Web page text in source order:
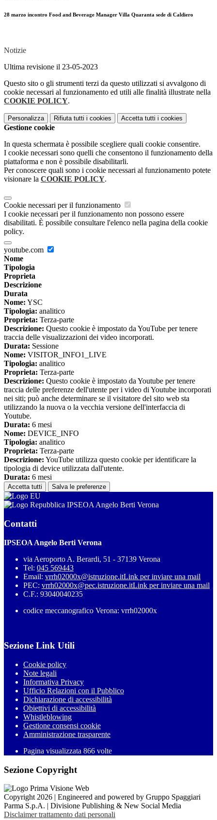
28 marzo incontro Food and Beverage Manager Villa Quaranta sede di Caldiero
Notizie
Ultima revisione il 23-05-2023
Questo sito o gli strumenti terzi da questo utilizzati si avvalgono di
cookie necessari al funzionamento ed utili alle finalità illustrate nella
COOKIE POLICY.
Personalizza Rifiuta tutti i cookies Accetta tutti i cookies
Gestione cookie
In questa schermata è possibile scegliere quali cookie consentire.
I cookie necessari sono quelli che consentono il funzionamento della
piattaforma e non è possibile disabilitarli.
Per conoscere quali sono i cookie necessari al funzionamento potete
visionare la COOKIE POLICY.
Cookie necessari per il funzionamento
I cookie necessari per il funzionamento non possono essere
disabilitati. È possibile consultare l'elenco nella pagina della cookie
policy.
youtube.com
Nome
Tipologia
Proprieta
Descrizione
Durata
Nome: YSC
Tipologia: analitico
Proprieta: Terza-parte
Descrizione: Questo cookie è impostato da YouTube per tenere
traccia delle visualizzazioni dei video incorporati.
Durata: Sessione
Nome: VISITOR_INFO1_LIVE
Tipologia: analitico
Proprieta: Terza-parte
Descrizione: Questo cookie è impostato da Youtube per tenere
traccia delle preferenze dell'utente per i video di Youtube incorporati
nei siti; può anche determinare se il visitatore del sito web sta
utilizzando la nuova o la vecchia versione dell'interfaccia di
Youtube.
Durata: 6 mesi
Nome: DEVICE_INFO
Tipologia: analitico
Proprieta: Terza-parte
Descrizione: YouTube utilizza questo cookie per identificare la
tipologia di device utilizzata dall'utente.
Durata: 6 mesi
Accetta tutti Salva le preferenze
IPSEOA Angelo Berti Verona
Contatti
IPSEOA Angelo Berti Verona
via Aeroporto A. Berardi, 51 - 37139 Verona
Tel: 045 569443
Email: vrrh02000x@istruzione.itLink per inviare una mail
PEC: vrrh02000x@pec.istruzione.itLink per inviare una mail
C.F.: 93040040235
codice meccanografico Verona: vrrh02000x
Sezione Link Utili
Cookie policy
Note legali
Informativa Privacy
Ufficio Relazioni con il Pubblico
Dichiarazione di accessibilità
Obiettivi di accessibilità
Whistleblowing
Gestione consensi cookie
Amministrazione trasparente
Pagina visualizzata 866 volte
Sezione Copyright
Copyright 2026 | Engineered and powered by Gruppo Spaggiari
Parma S.p.A. | Divisione Publishing & New Social Media
Disclaimer trattamento dati personali